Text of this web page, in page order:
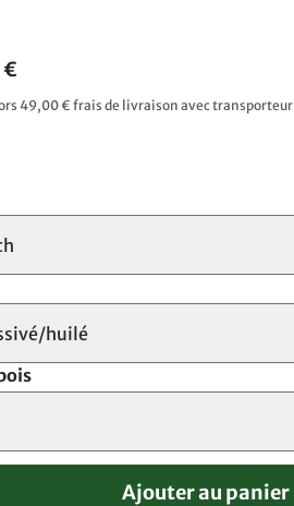
49,00 € frais de livraison avec transporteur
huilé
Ajouter au panier